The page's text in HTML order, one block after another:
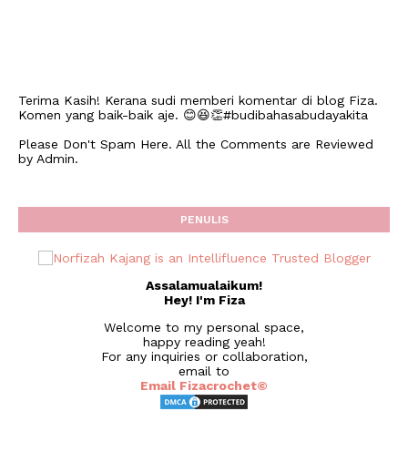
Terima Kasih! Kerana sudi memberi komentar di blog Fiza.
Komen yang baik-baik aje. 😊😆👏#budibahasabudayakita
Please Don't Spam Here. All the Comments are Reviewed
by Admin.
PENULIS
Assalamualaikum!
Hey! I'm Fiza
Welcome to my personal space,
happy reading yeah!
For any inquiries or collaboration,
email to
Email Fizacrochet©